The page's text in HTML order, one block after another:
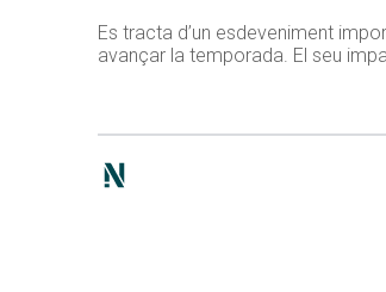
Es tracta d’un esdeveniment
avançar la temporada. El seu